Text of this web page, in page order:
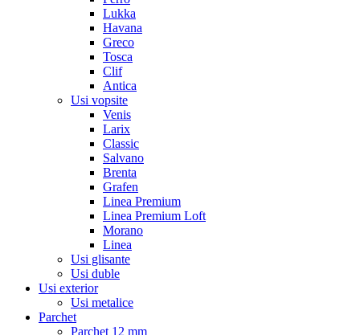
Lukka
Havana
Greco
Tosca
Clif
Antica
Usi vopsite
Venis
Larix
Classic
Salvano
Brenta
Grafen
Linea Premium
Linea Premium Loft
Morano
Linea
Usi glisante
Usi duble
Usi exterior
Usi metalice
Parchet
Parchet 12 mm